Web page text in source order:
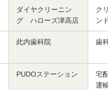
ダイヤクリーニン
グ ハローズ津高店
ク
ン
此内歯科院 歯
PUDOステーション
宅
運輸